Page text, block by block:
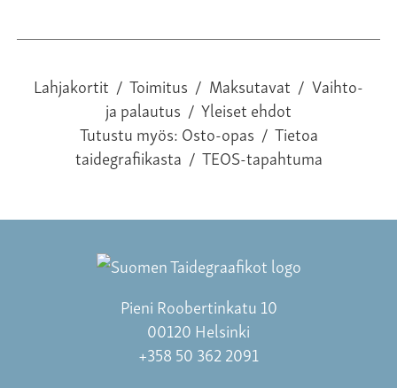
Lahjakortit / Toimitus / Maksutavat / Vaihto-
ja palautus / Yleiset ehdot
Tutustu myös:Osto-opas / Tietoa
taidegrafiikasta / TEOS-tapahtuma
Pieni Roobertinkatu 10
00120 Helsinki
+358 50 362 2091